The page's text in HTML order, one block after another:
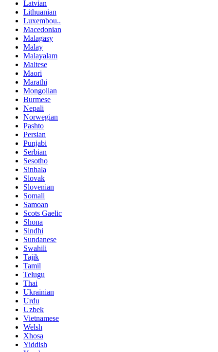
Latvian
Lithuanian
Luxembou..
Macedonian
Malagasy
Malay
Malayalam
Maltese
Maori
Marathi
Mongolian
Burmese
Nepali
Norwegian
Pashto
Persian
Punjabi
Serbian
Sesotho
Sinhala
Slovak
Slovenian
Somali
Samoan
Scots Gaelic
Shona
Sindhi
Sundanese
Swahili
Tajik
Tamil
Telugu
Thai
Ukrainian
Urdu
Uzbek
Vietnamese
Welsh
Xhosa
Yiddish